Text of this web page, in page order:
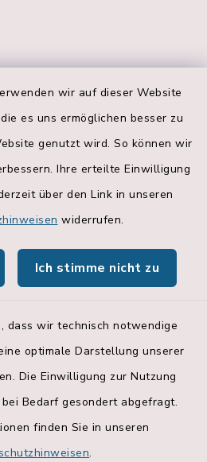
wir auf dieser Website
es uns ermöglichen besser zu
genutzt wird. So können wir
Ihre erteilte Einwilligung
über den Link in unseren
widerrufen.
Ich stimme nicht zu
dass wir technisch notwendige
optimale Darstellung unserer
Die Einwilligung zur Nutzung
Bedarf gesondert abgefragt.
finden Sie in unseren
.